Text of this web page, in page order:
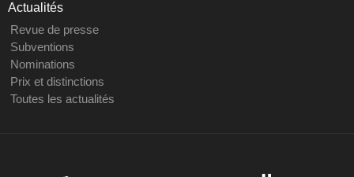
Actualités
Revue de presse
Subventions
Nominations
Prix et distinctions
Toutes les actualités